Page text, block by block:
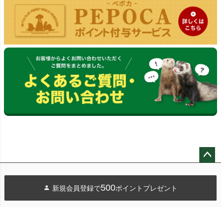
へ
新規会員登録で500ポイントプレゼント